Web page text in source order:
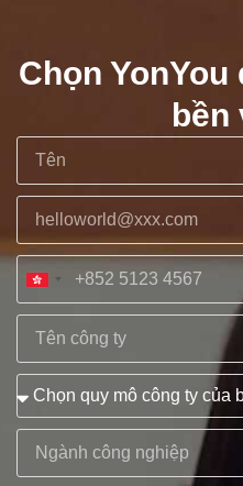
Chọn
bền
Hong
Kong
SAR
China
+852